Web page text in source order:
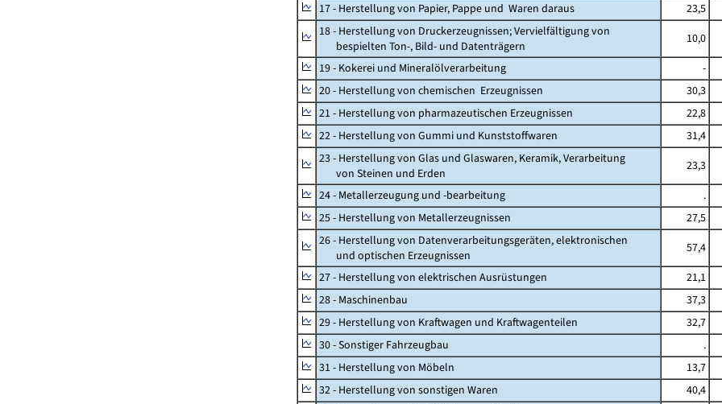
17 - Herstellung von Papier, Pappe und Waren daraus
23,5
18 - Herstellung von Druckerzeugnissen; Vervielfältigung von
bespielten Ton-, Bild- und Datenträgern
10,0
19 - Kokerei und Mineralölverarbeitung
-
20 - Herstellung von chemischen Erzeugnissen
30,3
21 - Herstellung von pharmazeutischen Erzeugnissen
22,8
22 - Herstellung von Gummi und Kunststoffwaren
31,4
23 - Herstellung von Glas und Glaswaren, Keramik, Verarbeitung
von Steinen und Erden
23,3
24 - Metallerzeugung und -bearbeitung
.
25 - Herstellung von Metallerzeugnissen
27,5
26 - Herstellung von Datenverarbeitungsgeräten, elektronischen
und optischen Erzeugnissen
57,4
27 - Herstellung von elektrischen Ausrüstungen
21,1
28 - Maschinenbau
37,3
29 - Herstellung von Kraftwagen und Kraftwagenteilen
32,7
30 - Sonstiger Fahrzeugbau
.
31 - Herstellung von Möbeln
13,7
32 - Herstellung von sonstigen Waren
40,4